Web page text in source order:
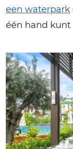
een waterpark
één hand kunt